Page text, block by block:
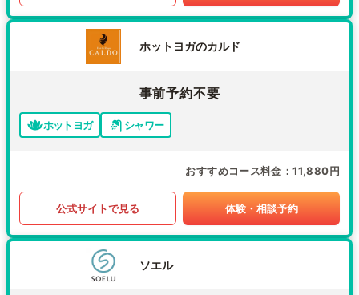
ホットヨガのカルド
事前予約不要
ホットヨガ シャワー
おすすめコース料金 11,880円
公式サイトで見る 体験・相談予約
ソエル